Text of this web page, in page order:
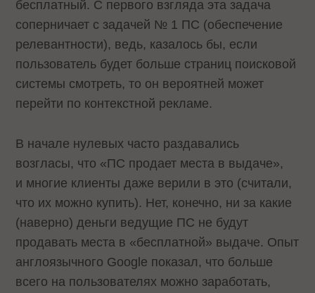
бесплатный. С первого взгляда эта задача
соперничает с задачей № 1 ПС (обеспечение
релевантности), ведь, казалось бы, если
пользователь будет больше страниц поисковой
системы смотреть, то он вероятней может
перейти по контекстной рекламе.
В начале нулевых часто раздавались
возгласы, что «ПС продает места в выдаче»,
и многие клиенты даже верили в это (считали,
что их можно купить). Нет, конечно, ни за какие
(наверно) деньги ведущие ПС не будут
продавать места в «бесплатной» выдаче. Опыт
англоязычного Google показал, что больше
всего на пользователях можно заработать,